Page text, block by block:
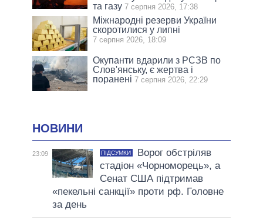
та газу 7 серпня 2026, 17:38
Міжнародні резерви України
скоротилися у липні
7 серпня 2026, 18:09
Окупанти вдарили з РСЗВ по
Слов'янську, є жертва і
поранені 7 серпня 2026, 22:29
НОВИНИ
23:09 ПІДСУМКИ
Ворог обстріляв
стадіон «Чорноморець», а
Сенат США підтримав
«пекельні санкції» проти рф. Головне
за день